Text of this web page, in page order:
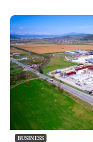
BUSINESS